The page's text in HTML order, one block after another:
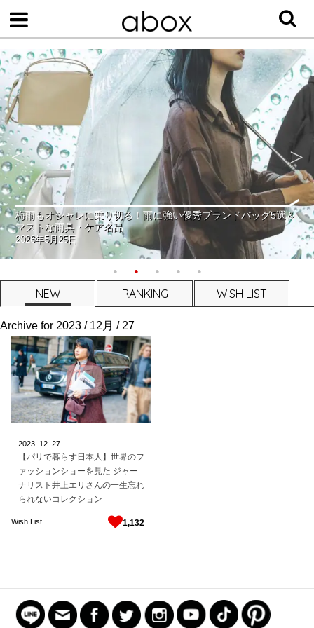
梅雨もオシャレに乗り切る！雨に強い優秀ブランドバッグ5選＆
マストな雨具・ケア名品
2026年5月25日
NEW RANKING WISH LIST
Archive for 2023 / 12月 / 27
2023. 12. 27
【パリで暮らす日本人】世界のフ
ァッションショーを見た ジャー
ナリスト井上エリさんの一生忘れ
られないコレクション
1,132
Wish List